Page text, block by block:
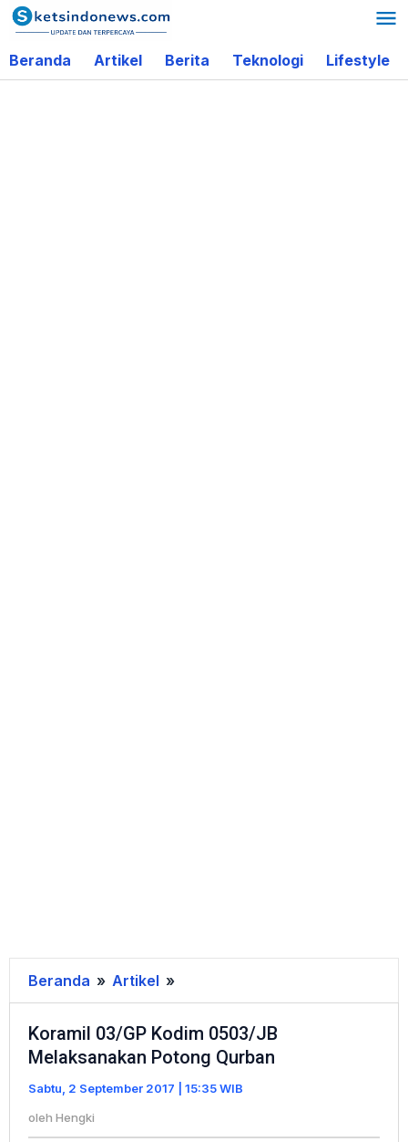
Lewati
ke
konten
Beranda Artikel Berita Teknologi Lifestyle
Beranda » Artikel »
03/GP
Kodim
0503/JB
Melaksanakan
Qurban
Koramil 03/GP Kodim 0503/JB
Melaksanakan Potong Qurban
Sabtu, 2 September 2017 | 15:35 WIB
oleh Hengki